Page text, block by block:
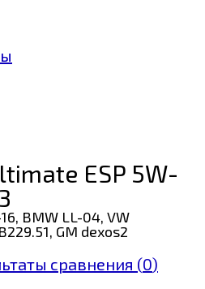
ESP 5W-
16, BMW LL-04, VW
GM dexos2
сравнения (0)